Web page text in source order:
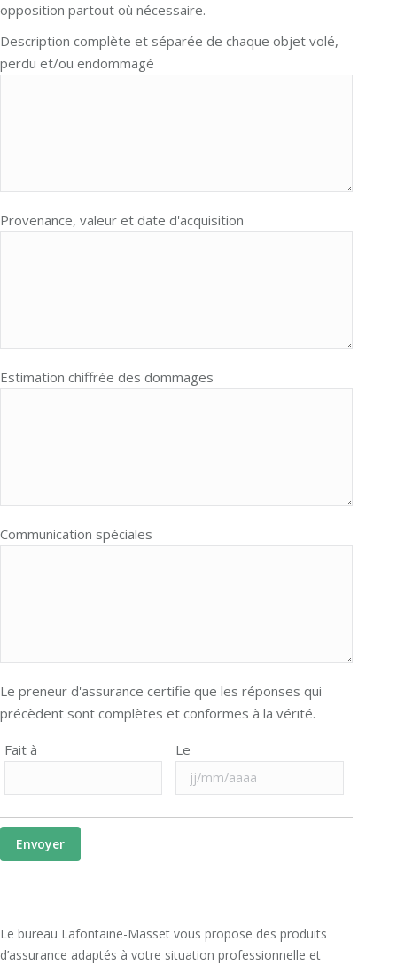
opposition partout où nécessaire.
Description complète et séparée de chaque objet volé,
perdu et/ou endommagé
Provenance, valeur et date d'acquisition
Estimation chiffrée des dommages
Communication spéciales
Le preneur d'assurance certifie que les réponses qui
précèdent sont complètes et conformes à la vérité.
Fait à Le
Le bureau Lafontaine-Masset vous propose des produits
d’assurance adaptés à votre situation professionnelle et